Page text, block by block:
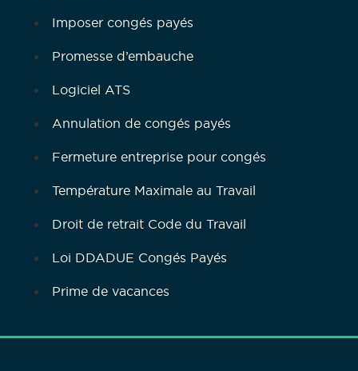
Imposer congés payés
Promesse d’embauche
Logiciel ATS
Annulation de congés payés
Fermeture entreprise pour congés
Température Maximale au Travail
Droit de retrait Code du Travail
Loi DDADUE Congés Payés
Prime de vacances